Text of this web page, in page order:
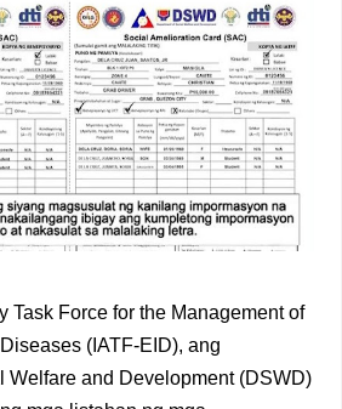
Task Force for the Management of
(IATF-EID), ang
Welfare and Development (DSWD)